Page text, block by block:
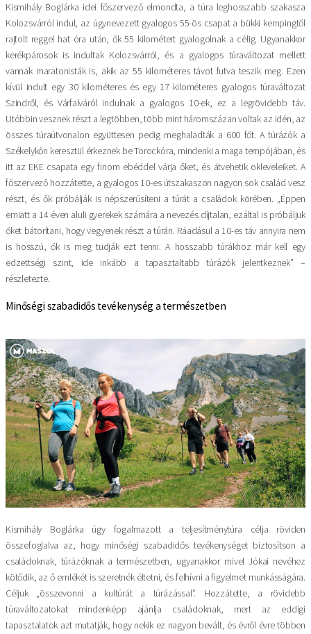
Kismihály Boglárka idei főszervező elmondta, a túra leghosszabb szakasza
Kolozsvárról indul, az úgynevezett gyalogos 55-ös csapat a bükki kempingtől
rajtolt reggel hat óra után, ők 55 kilométert gyalogolnak a célig. Ugyanakkor
kerékpárosok is indultak Kolozsvárról, és a gyalogos túraváltozat mellett
vannak maratonisták is, akik az 55 kilométeres távot futva teszik meg. Ezen
kívül indult egy 30 kilométeres és egy 17 kilométeres gyalogos túraváltozat
Szindről, és Várfalváról indulnak a gyalogos 10-ek, ez a legrövidebb táv.
Utóbbin vesznek részt a legtöbben, több mint háromszázan voltak az idén, az
összes túraútvonalon együttesen pedig meghaladták a 600 főt. A túrázók a
Székelykőn keresztül érkeznek be Torockóra, mindenki a maga tempójában, és
itt az EKE csapata egy finom ebéddel várja őket, és átvehetik okleveleiket. A
főszervező hozzátette, a gyalogos 10-es útszakaszon nagyon sok család vesz
részt, és ők próbálják is népszerűsíteni a túrát a családok körében. „Éppen
emiatt a 14 éven aluli gyerekek számára a nevezés díjtalan, ezáltal is próbáljuk
őket bátorítani, hogy vegyenek részt a túrán. Ráadásul a 10-es táv annyira nem
is hosszú, ők is meg tudják ezt tenni. A hosszabb túrákhoz már kell egy
edzettségi szint, ide inkább a tapasztaltabb túrázók jelentkeznek” –
részletezte.
Minőségi szabadidős tevékenység a természetben
Kismihály Boglárka úgy fogalmazott a teljesítménytúra célja röviden
összefoglalva az, hogy minőségi szabadidős tevékenységet biztosítson a
családoknak, túrázóknak a természetben, ugyanakkor mivel Jókai nevéhez
kötődik, az ő emlékét is szeretnék éltetni, és felhívni a figyelmet munkásságára.
Céljuk „összevonni a kultúrát a túrázással”. Hozzátette, a rövidebb
túraváltozatokat mindenképp ajánlja családoknak, mert az eddigi
tapasztalatok azt mutatják, hogy nekik ez nagyon bevált, és évről évre többen